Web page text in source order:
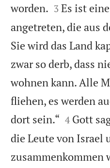
worden. 

3 Es ist
angetreten, die aus
Sie wird das Land
zwar so derb, dass
wohnen kann. Alle
fliehen, es werden
dort sein.“ 

4 Gott
die Leute von Israel
zusammenkommen